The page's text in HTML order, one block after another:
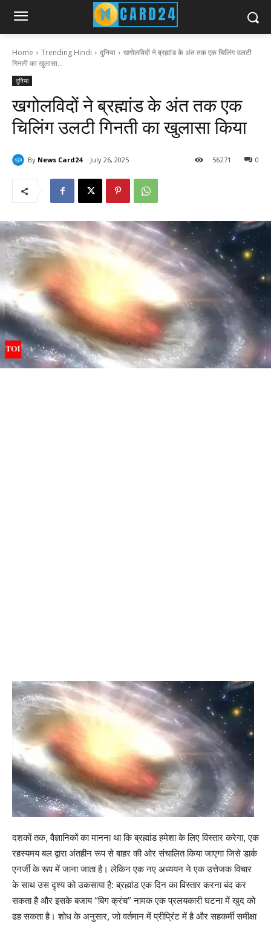
Home Trending Hindi दुनिया
खगोलविदों ने ब्रह्मांड के अंत तक एक चिलिंग उलटी
गिनती का खुलासा...
दुनिया
खगोलविदों ने ब्रह्मांड के अंत तक एक
चिलिंग उलटी गिनती का खुलासा किया
By News Card24 July 26, 2025 0
56271
दशकों तक, वैज्ञानिकों का मानना था कि ब्रह्मांड हमेशा के लिए विस्तार करेगा, एक
रहस्यमय बल द्वारा अंतहीन रूप से बाहर की ओर संचालित किया जाएगा जिसे डार्क
एनर्जी के रूप में जाना जाता है। लेकिन एक नए अध्ययन ने एक उत्तेजक विचार
के साथ उस दृश्य को उकसाया है: ब्रह्मांड एक दिन का विस्तार करना बंद कर
सकता है और इसके बजाय “बिग क्रंच” नामक एक प्रलयकारी घटना में खुद को
ढह सकता है। शोध के अनुसार, जो वर्तमान में प्रीप्रिंट में है और सहकर्मी समीक्षा